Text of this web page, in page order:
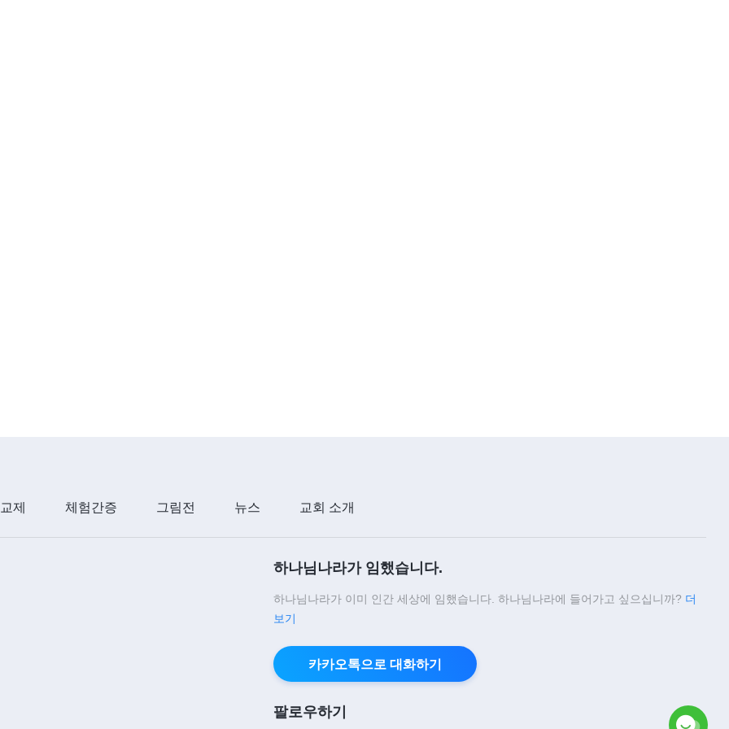
제 체험간증 그림전 뉴스 교회 소개
하나님나라가 임했습니다.
하나님나라가 이미 인간 세상에 임했습니다. 하나님나라에 들어가고 싶으십니까? 더
보기
카카오톡으로 대화하기
팔로우하기